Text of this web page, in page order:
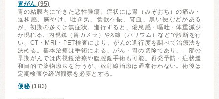
胃がん (95)
胃の粘膜内にできた悪性腫瘍。症状には胃（みぞおち）の痛み・
違和感、胸やけ、吐き気、食欲不振、貧血、黒い便などがある
が、初期の多くは無症状。進行すると、倦怠感・嘔吐・体重減少
が現れる。内視鏡（胃カメラ）やX線（バリウム）などで診断を行
い、CT・MRI・PET検査により、がんの進行度を調べて治療法を
決める。基本治療は手術による、がん・胃の切除であり、一部の
早期がんでは内視鏡治療や腹腔鏡手術も可能。再発予防・症状緩
和目的で薬物療法を行うが、放射線治療は通常行わない。術後は
定期検査や経過観察を必要とする。
便秘(183)